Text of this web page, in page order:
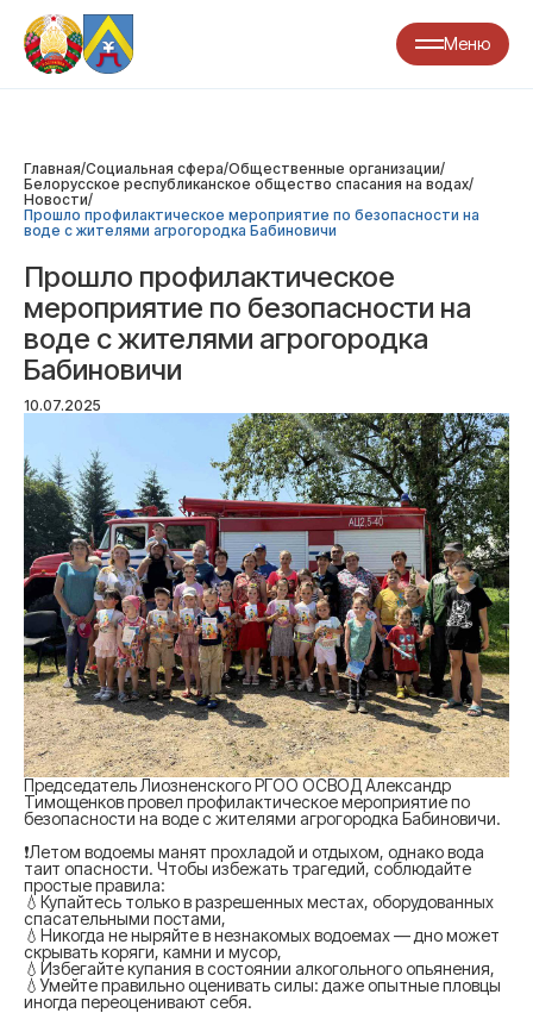
Меню
Главная/Социальная сфера/Общественные организации/
Белорусское республиканское общество спасания на водах/
Новости/
Прошло профилактическое мероприятие по безопасности на
воде с жителями агрогородка Бабиновичи
Прошло профилактическое
мероприятие по безопасности на
воде с жителями агрогородка
Бабиновичи
10.07.2025
Председатель Лиозненского РГОО ОСВОД Александр
Тимощенков провел профилактическое мероприятие по
безопасности на воде с жителями агрогородка Бабиновичи.
❗️Летом водоемы манят прохладой и отдыхом, однако вода
таит опасности. Чтобы избежать трагедий, соблюдайте
простые правила:
💧Купайтесь только в разрешенных местах, оборудованных
спасательными постами,
💧Никогда не ныряйте в незнакомых водоемах — дно может
скрывать коряги, камни и мусор,
💧Избегайте купания в состоянии алкогольного опьянения,
💧Умейте правильно оценивать силы: даже опытные пловцы
иногда переоценивают себя.